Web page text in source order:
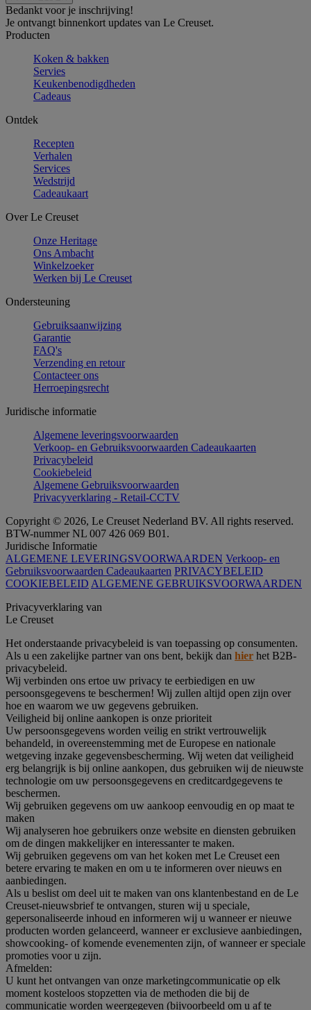
Bedankt voor je inschrijving!
Je ontvangt binnenkort updates van Le Creuset.
Producten
Koken & bakken
Servies
Keukenbenodigdheden
Cadeaus
Ontdek
Recepten
Verhalen
Services
Wedstrijd
Cadeaukaart
Over Le Creuset
Onze Heritage
Ons Ambacht
Winkelzoeker
Werken bij Le Creuset
Ondersteuning
Gebruiksaanwijzing
Garantie
FAQ's
Verzending en retour
Contacteer ons
Herroepingsrecht
Juridische informatie
Algemene leveringsvoorwaarden
Verkoop- en Gebruiksvoorwaarden Cadeaukaarten
Privacybeleid
Cookiebeleid
Algemene Gebruiksvoorwaarden
Privacyverklaring - Retail-CCTV
Copyright © 2026, Le Creuset Nederland BV. All rights reserved.
BTW-nummer NL 007 426 069 B01.
Juridische Informatie
ALGEMENE LEVERINGSVOORWAARDEN Verkoop- en
Gebruiksvoorwaarden Cadeaukaarten PRIVACYBELEID
COOKIEBELEID ALGEMENE GEBRUIKSVOORWAARDEN
Privacyverklaring van
Le Creuset
Het onderstaande privacybeleid is van toepassing op consumenten.
Als u een zakelijke partner van ons bent, bekijk dan hier het B2B-
privacybeleid.
Wij verbinden ons ertoe uw privacy te eerbiedigen en uw
persoonsgegevens te beschermen! Wij zullen altijd open zijn over
hoe en waarom we uw gegevens gebruiken.
Veiligheid bij online aankopen is onze prioriteit
Uw persoonsgegevens worden veilig en strikt vertrouwelijk
behandeld, in overeenstemming met de Europese en nationale
wetgeving inzake gegevensbescherming. Wij weten dat veiligheid
erg belangrijk is bij online aankopen, dus gebruiken wij de nieuwste
technologie om uw persoonsgegevens en creditcardgegevens te
beschermen.
Wij gebruiken gegevens om uw aankoop eenvoudig en op maat te
maken
Wij analyseren hoe gebruikers onze website en diensten gebruiken
om de dingen makkelijker en interessanter te maken.
Wij gebruiken gegevens om van het koken met Le Creuset een
betere ervaring te maken en om u te informeren over nieuws en
aanbiedingen.
Als u beslist om deel uit te maken van ons klantenbestand en de Le
Creuset-nieuwsbrief te ontvangen, sturen wij u speciale,
gepersonaliseerde inhoud en informeren wij u wanneer er nieuwe
producten worden gelanceerd, wanneer er exclusieve aanbiedingen,
showcooking- of komende evenementen zijn, of wanneer er speciale
promoties voor u zijn.
Afmelden:
U kunt het ontvangen van onze marketingcommunicatie op elk
moment kosteloos stopzetten via de methoden die bij de
communicatie worden weergegeven (bijvoorbeeld om u af te